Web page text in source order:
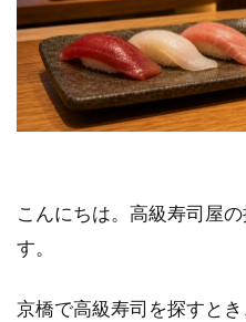
こんにちは。高級寿司屋
す。
京橋で高級寿司を探すと